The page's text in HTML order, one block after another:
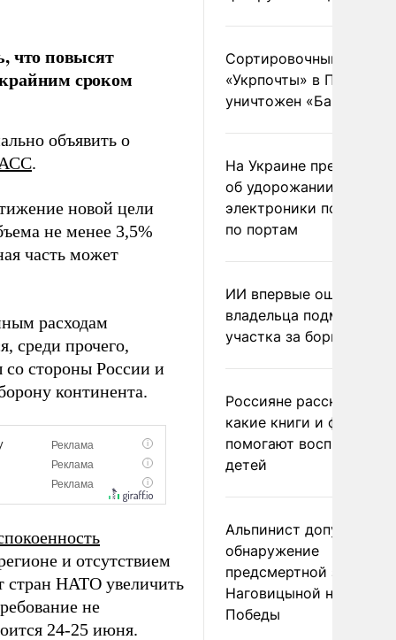
что повысят
сроком
объявить о
.
новой цели
не менее 3,5%
часть может
расходам
среди прочего,
со стороны России и
континента.
и отсутствием
стран НАТО увеличить
не
24-25 июня.
Сортировочный пункт
«Укрпочты» в
уничтожен
На Украине
об удорожании
электроники после
по портам
ИИ впервые
владельца
участка за борщевик
Россияне рассказали,
какие книги и фильмы
помогают воспитывать
детей
Альпинист допустил
обнаружение
предсмертной записки
Наговицыной на пике
Победы